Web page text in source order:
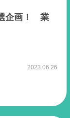
企画！ 業
2023.06.26